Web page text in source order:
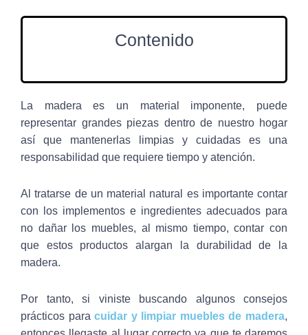
Contenido
La madera es un material imponente, puede
representar grandes piezas dentro de nuestro hogar
así que mantenerlas limpias y cuidadas es una
responsabilidad que requiere tiempo y atención.
Al tratarse de un material natural es importante contar
con los implementos e ingredientes adecuados para
no dañar los muebles, al mismo tiempo, contar con
que estos productos alargan la durabilidad de la
madera.
Por tanto, si viniste buscando algunos consejos
prácticos paracuidar y limpiar muebles de madera,